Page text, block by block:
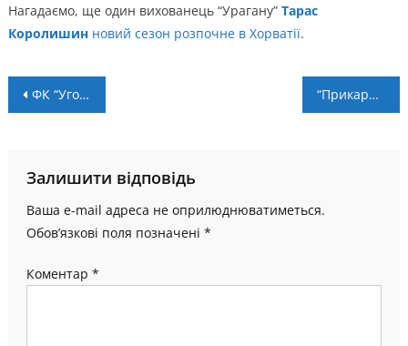
Нагадаємо, ще один вихованець “Урагану” Тарас
Королишинновий сезон розпочне в Хорватії.
Навігація
ФК “Угорники” – ФК “Старуня”: пряма трансляція “Прикарпаття” розпочало підготовку до нового сезону
Залишити відповідь
Ваша e-mail адреса не оприлюднюватиметься.
Обов’язкові поля позначені *
Коментар *